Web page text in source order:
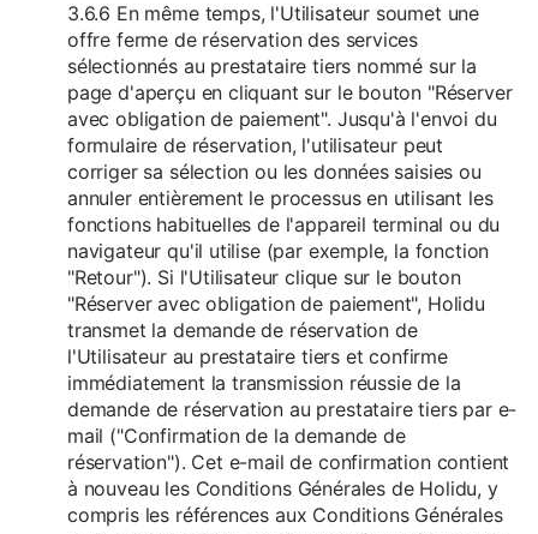
3.6.6 En même temps, l'Utilisateur soumet une
offre ferme de réservation des services
sélectionnés au prestataire tiers nommé sur la
page d'aperçu en cliquant sur le bouton "Réserver
avec obligation de paiement". Jusqu'à l'envoi du
formulaire de réservation, l'utilisateur peut
corriger sa sélection ou les données saisies ou
annuler entièrement le processus en utilisant les
fonctions habituelles de l'appareil terminal ou du
navigateur qu'il utilise (par exemple, la fonction
"Retour"). Si l'Utilisateur clique sur le bouton
"Réserver avec obligation de paiement", Holidu
transmet la demande de réservation de
l'Utilisateur au prestataire tiers et confirme
immédiatement la transmission réussie de la
demande de réservation au prestataire tiers par e-
mail ("Confirmation de la demande de
réservation"). Cet e-mail de confirmation contient
à nouveau les Conditions Générales de Holidu, y
compris les références aux Conditions Générales